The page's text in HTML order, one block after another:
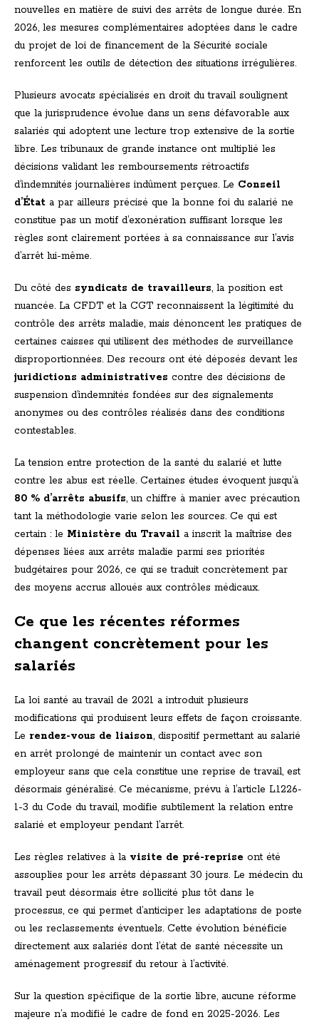
nouvelles en matière de suivi des arrêts de longue durée. En
2026, les mesures complémentaires adoptées dans le cadre
du projet de loi de financement de la Sécurité sociale
renforcent les outils de détection des situations irrégulières.
Plusieurs avocats spécialisés en droit du travail soulignent
que la jurisprudence évolue dans un sens défavorable aux
salariés qui adoptent une lecture trop extensive de la sortie
libre. Les tribunaux de grande instance ont multiplié les
décisions validant les remboursements rétroactifs
d’indemnités journalières indûment perçues. Le Conseil
d’État a par ailleurs précisé que la bonne foi du salarié ne
constitue pas un motif d’exonération suffisant lorsque les
règles sont clairement portées à sa connaissance sur l’avis
d’arrêt lui-même.
Du côté des syndicats de travailleurs, la position est
nuancée. La CFDT et la CGT reconnaissent la légitimité du
contrôle des arrêts maladie, mais dénoncent les pratiques de
certaines caisses qui utilisent des méthodes de surveillance
disproportionnées. Des recours ont été déposés devant les
juridictions administratives contre des décisions de
suspension d’indemnités fondées sur des signalements
anonymes ou des contrôles réalisés dans des conditions
contestables.
La tension entre protection de la santé du salarié et lutte
contre les abus est réelle. Certaines études évoquent jusqu’à
80 % d’arrêts abusifs, un chiffre à manier avec précaution
tant la méthodologie varie selon les sources. Ce qui est
certain : le Ministère du Travail a inscrit la maîtrise des
dépenses liées aux arrêts maladie parmi ses priorités
budgétaires pour 2026, ce qui se traduit concrètement par
des moyens accrus alloués aux contrôles médicaux.
Ce que les récentes réformes
changent concrètement pour les
salariés
La loi santé au travail de 2021 a introduit plusieurs
modifications qui produisent leurs effets de façon croissante.
Le rendez-vous de liaison, dispositif permettant au salarié
en arrêt prolongé de maintenir un contact avec son
employeur sans que cela constitue une reprise de travail, est
désormais généralisé. Ce mécanisme, prévu à l’article L.1226-
1-3 du Code du travail, modifie subtilement la relation entre
salarié et employeur pendant l’arrêt.
Les règles relatives à la visite de pré-reprise ont été
assouplies pour les arrêts dépassant 30 jours. Le médecin du
travail peut désormais être sollicité plus tôt dans le
processus, ce qui permet d’anticiper les adaptations de poste
ou les reclassements éventuels. Cette évolution bénéficie
directement aux salariés dont l’état de santé nécessite un
aménagement progressif du retour à l’activité.
Sur la question spécifique de la sortie libre, aucune réforme
majeure n’a modifié le cadre de fond en 2025-2026. Les